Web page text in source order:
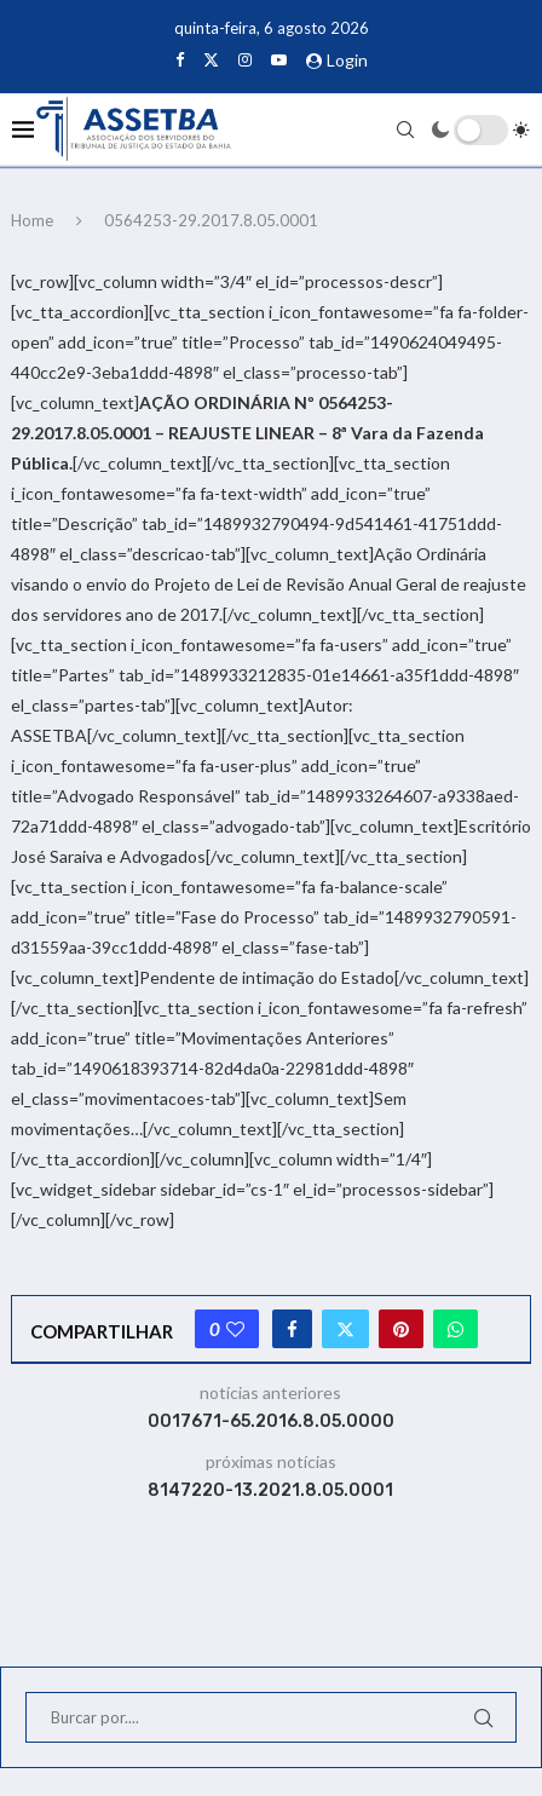
quinta-feira, 6 agosto 2026
Login
Home 0564253-29.2017.8.05.0001
[vc_row][vc_column width=”3/4″ el_id=”processos-descr”]
[vc_tta_accordion][vc_tta_section i_icon_fontawesome=”fa fa-folder-
open” add_icon=”true” title=”Processo” tab_id=”1490624049495-
440cc2e9-3eba1ddd-4898″ el_class=”processo-tab”]
[vc_column_text]AÇÃO ORDINÁRIA Nº 0564253-
29.2017.8.05.0001 – REAJUSTE LINEAR – 8ª Vara da Fazenda
Pública.[/vc_column_text][/vc_tta_section][vc_tta_section
i_icon_fontawesome=”fa fa-text-width” add_icon=”true”
title=”Descrição” tab_id=”1489932790494-9d541461-41751ddd-
4898″ el_class=”descricao-tab”][vc_column_text]Ação Ordinária
visando o envio do Projeto de Lei de Revisão Anual Geral de reajuste
dos servidores ano de 2017.[/vc_column_text][/vc_tta_section]
[vc_tta_section i_icon_fontawesome=”fa fa-users” add_icon=”true”
title=”Partes” tab_id=”1489933212835-01e14661-a35f1ddd-4898″
el_class=”partes-tab”][vc_column_text]Autor:
ASSETBA[/vc_column_text][/vc_tta_section][vc_tta_section
i_icon_fontawesome=”fa fa-user-plus” add_icon=”true”
title=”Advogado Responsável” tab_id=”1489933264607-a9338aed-
72a71ddd-4898″ el_class=”advogado-tab”][vc_column_text]Escritório
José Saraiva e Advogados[/vc_column_text][/vc_tta_section]
[vc_tta_section i_icon_fontawesome=”fa fa-balance-scale”
add_icon=”true” title=”Fase do Processo” tab_id=”1489932790591-
d31559aa-39cc1ddd-4898″ el_class=”fase-tab”]
[vc_column_text]Pendente de intimação do Estado[/vc_column_text]
[/vc_tta_section][vc_tta_section i_icon_fontawesome=”fa fa-refresh”
add_icon=”true” title=”Movimentações Anteriores”
tab_id=”1490618393714-82d4da0a-22981ddd-4898″
el_class=”movimentacoes-tab”][vc_column_text]Sem
movimentações…[/vc_column_text][/vc_tta_section]
[/vc_tta_accordion][/vc_column][vc_column width=”1/4″]
[vc_widget_sidebar sidebar_id=”cs-1″ el_id=”processos-sidebar”]
[/vc_column][/vc_row]
COMPARTILHAR 0
notícias anteriores
0017671-65.2016.8.05.0000
próximas notícias
8147220-13.2021.8.05.0001